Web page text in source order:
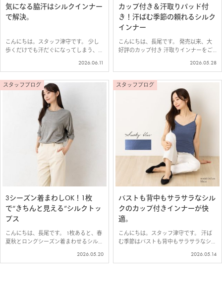
気になる脇汗はシルクインナー
で解決。
こんにちは。スタッフ津守です。 少し
歩くだけでも汗だぐになってしまう、こ
ーの中でも特におすすめ。 定番アイテ
ムに…
2026.06.11
カップ付き＆汗取りパッド付
き！汗ばむ季節の頼れるシルク
インナー
こんにちは、長尾です。 発売以来、大
好評のカップ付き 汗取りインナーをご
でつくった、カップ付き＆汗取り付きの
イ…
2026.05.28
スタッフブログ
3シーズン着まわしOK！1枚
で“きちんと見える”シルクトッ
プス
こんにちは、長尾です。 1枚あると、春
夏秋とロングシーズン着まわせるシルク
2026.05.20
スタッフブログ
バストも背中もサラサラなシル
クのカップ付きインナーが快
適。
こんにちは。スタッフ津守です。 汗ば
む季節はバストも背中もサラサラなシル
2026.05.14